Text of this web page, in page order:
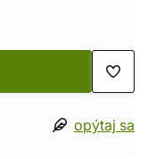
opýtaj sa